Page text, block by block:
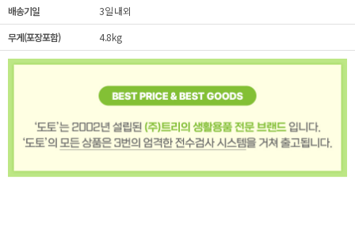
배송기일
3일 내외
무게(포장포함)
4.8kg